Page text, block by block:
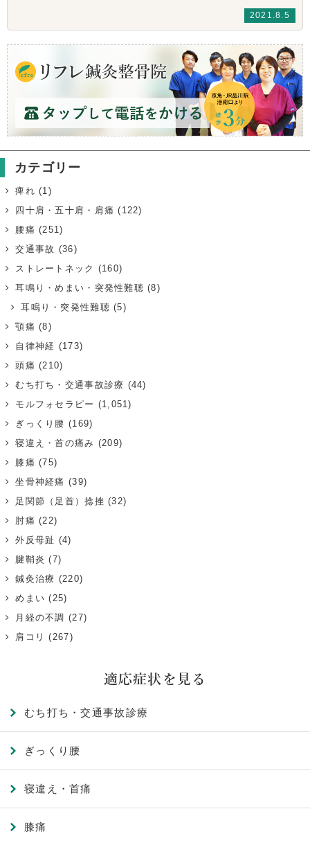
2021.8.5
カテゴリー
痺れ (1)
四十肩・五十肩・肩痛 (122)
腰痛 (251)
交通事故 (36)
ストレートネック (160)
耳鳴り・めまい・突発性難聴 (8)
耳鳴り・突発性難聴 (5)
顎痛 (8)
自律神経 (173)
頭痛 (210)
むち打ち・交通事故診療 (44)
モルフォセラピー (1,051)
ぎっくり腰 (169)
寝違え・首の痛み (209)
膝痛 (75)
坐骨神経痛 (39)
足関節（足首）捻挫 (32)
肘痛 (22)
外反母趾 (4)
腱鞘炎 (7)
鍼灸治療 (220)
めまい (25)
月経の不調 (27)
肩コリ (267)
適応症状を見る
むち打ち・交通事故診療
ぎっくり腰
寝違え・首痛
膝痛